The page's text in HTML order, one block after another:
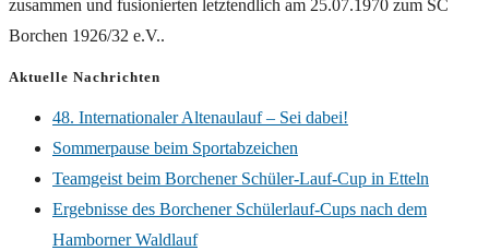
zusammen und fusionierten letztendlich am 25.07.1970 zum SC
Borchen 1926/32 e.V..
Aktuelle Nachrichten
48. Internationaler Altenaulauf – Sei dabei!
Sommerpause beim Sportabzeichen
Teamgeist beim Borchener Schüler-Lauf-Cup in Etteln
Ergebnisse des Borchener Schülerlauf-Cups nach dem
Hamborner Waldlauf